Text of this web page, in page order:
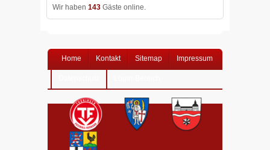
Wir haben 143 Gäste online.
Home Kontakt Sitemap Impressum